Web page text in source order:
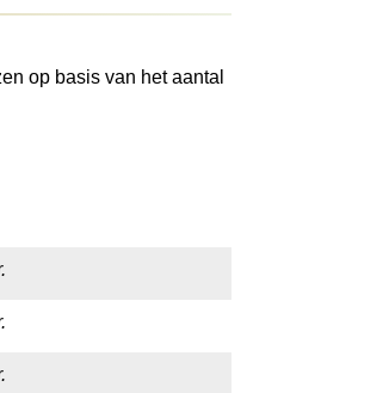
op basis van het aantal